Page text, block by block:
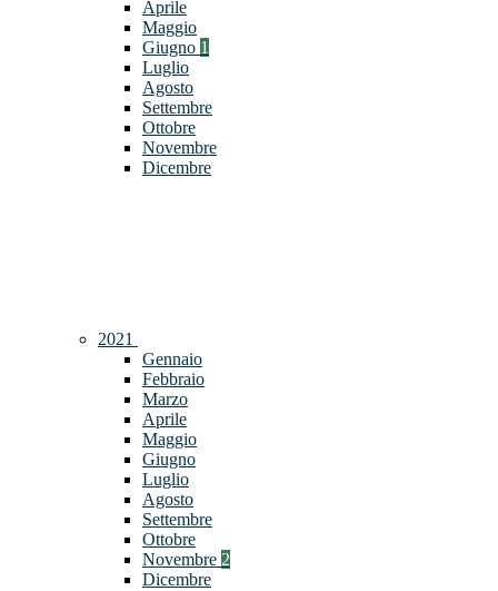
Aprile
Maggio
Giugno 1
Luglio
Agosto
Settembre
Ottobre
Novembre
Dicembre
2021
Gennaio
Febbraio
Marzo
Aprile
Maggio
Giugno
Luglio
Agosto
Settembre
Ottobre
Novembre 2
Dicembre